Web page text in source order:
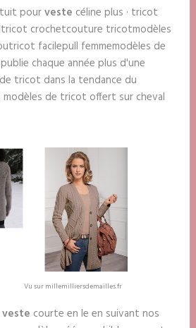
pourveste céline plus · tricot
crochetcouture tricotmodèles
facilepull femmemodèles de
chaque année plus d'une
tricot dans la tendance du
de tricot offert sur cheval
Vu sur millemilliersdemailles.fr
veste courte en le en suivant nos